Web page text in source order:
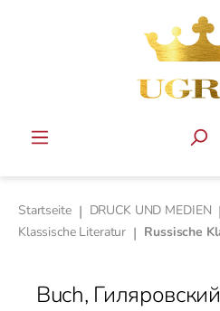
Startseite | DRUCK UND MEDIEN |
Klassische Literatur | Russische
Buch,